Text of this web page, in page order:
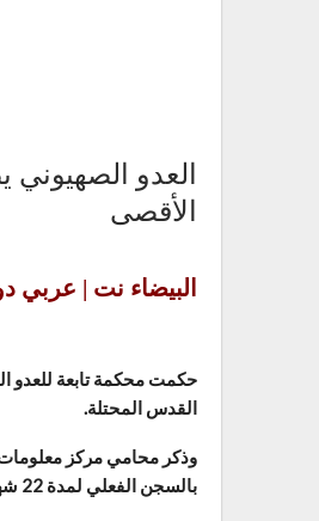
العدو
الأقصى
البيضاء نت | عربي
حكمت محكمة تابعة للعدو
القدس المحتلة.
وذكر محامي مركز
بالسجن الفعلي لمدة 22 شهرًا، وعلى الأسير عمر حشيمة بالسجن الفعلي لمدة 30 شهرًا، وفقًا لوكالة “صفا” الفلسطينية.